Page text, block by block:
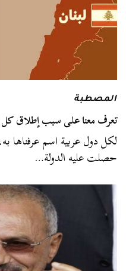
المصطبة
تعرف معنا على سبب إطلاق كل
لكل دول عربية اسم عرفناها
حصلت عليه الدولة…